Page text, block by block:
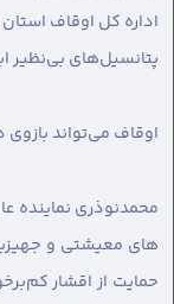
اداره کل اوقاف
پتانسیل‌های بی‌نظیر
اوقاف می‌تواند
محمدنوذری نماینده
های معیشتی و
حمایت از اقشار